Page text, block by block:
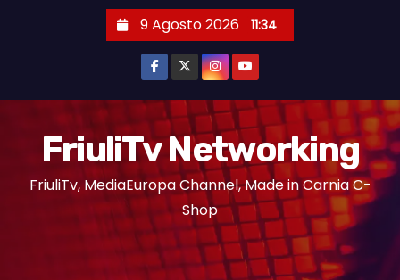
9 Agosto 2026 11:34
FriuliTv Networking
FriuliTv, MediaEuropa Channel, Made in Carnia C-
Shop